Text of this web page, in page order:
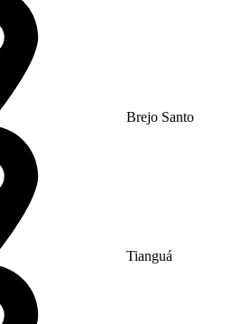
Brejo Santo
Tianguá